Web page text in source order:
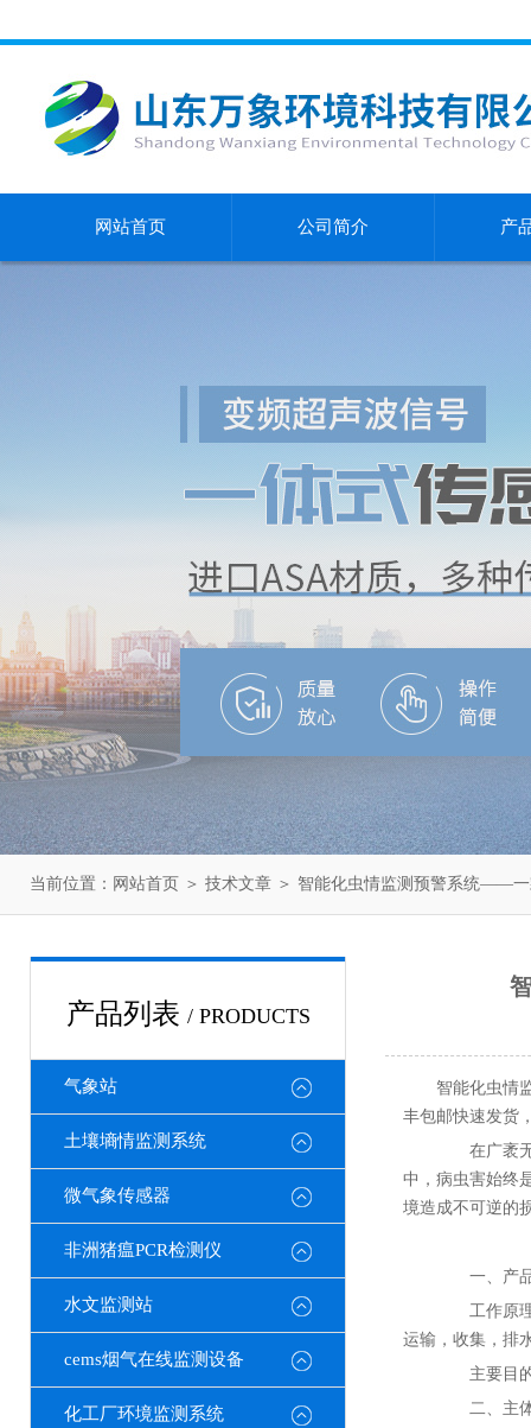
网站首页 公司简介 产
当前位置： 网站首页 ＞ 技术文章 ＞ 智能化虫情监测预警系统——一
产品列表 / PRODUCTS
气象站
土壤墒情监测系统
微气象传感器
非洲猪瘟PCR检测仪
水文监测站
cems烟气在线监测设备
化工厂环境监测系统
智能化虫情
丰包邮快速发货
在广袤无
中，病虫害始终
境造成不可逆的
一、产
工作原理
运输，收集，排
主要目的
二、主